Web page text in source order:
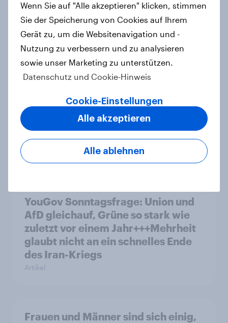
vorn +++ Schwarz-Rot unter Druck:
Union und SPD so niedrig wie seit
Jahren nicht mehr
Artikel
Mehrheit in sechs europäischen
Ländern unterstützt ein Verbot von
sozialen Medien für unter 16-
Jährige
YouGov Sonntagsfrage: Union und
AfD gleichauf, Grüne so stark wie
zuletzt vor einem Jahr+++Mehrheit
glaubt nicht an ein schnelles Ende
des Iran-Kriegs
Artikel
Frauen und Männer sind sich einig,
Wenn Sie auf "Alle akzeptieren" klicken, stimmen
Sie der Speicherung von Cookies auf Ihrem
Gerät zu, um die Websitenavigation und -
Nutzung zu verbessern und zu analysieren
sowie unser Marketing zu unterstützen.
Datenschutz und Cookie-Hinweis
Cookie-Einstellungen
Alle ablehnen
Alle akzeptieren